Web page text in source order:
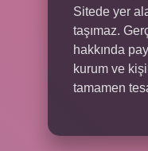
Sitede yer
taşımaz.
hakkında
kurum ve
tamamen